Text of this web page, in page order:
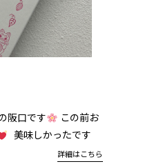
阪口です
この前お
美味しかったです
詳細はこちら